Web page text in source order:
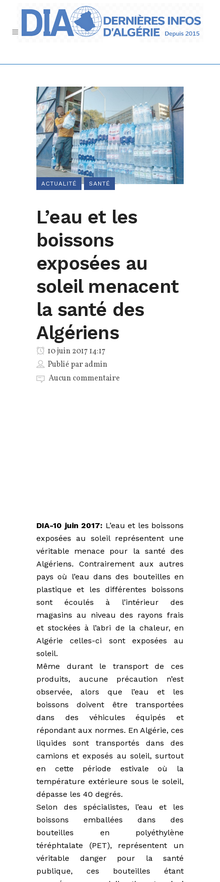
ACTUALITÉ SANTÉ
L’eau et les
boissons
exposées au
soleil menacent
la santé des
Algériens
10 juin 2017 14:17
Publié paradmin
Aucun commentaire
DIA-10 juin 2017: L’eau et les boissons
exposées au soleil représentent une
véritable menace pour la santé des
Algériens. Contrairement aux autres
pays où l’eau dans des bouteilles en
plastique et les différentes boissons
sont écoulés à l’intérieur des
magasins au niveau des rayons frais
et stockées à l’abri de la chaleur, en
Algérie celles-ci sont exposées au
soleil.
Même durant le transport de ces
produits, aucune précaution n’est
observée, alors que l’eau et les
boissons doivent être transportées
dans des véhicules équipés et
répondant aux normes. En Algérie, ces
liquides sont transportés dans des
camions et exposés au soleil, surtout
en cette période estivale où la
température extérieure sous le soleil,
dépasse les 40 degrés.
Selon des spécialistes, l’eau et les
boissons emballées dans des
bouteilles en polyéthylène
téréphtalate (PET), représentent un
véritable danger pour la santé
publique, ces bouteilles étant